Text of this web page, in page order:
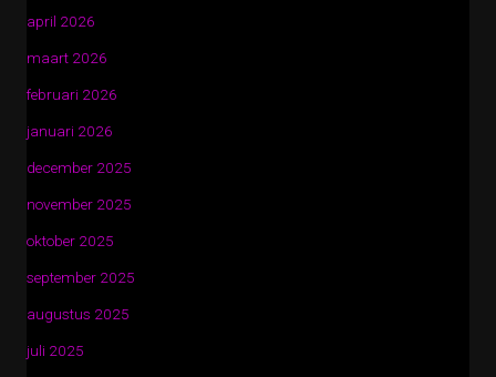
april 2026
maart 2026
februari 2026
januari 2026
december 2025
november 2025
oktober 2025
september 2025
augustus 2025
juli 2025